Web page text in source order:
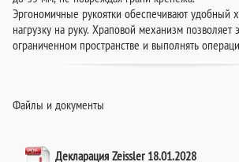
Эргономичные рукоятки обеспечивают удобный
нагрузку на руку. Храповой механизм позволяет
ограниченном пространстве и выполнять
Файлы и документы
Декларация Zeissler 18.01.2028